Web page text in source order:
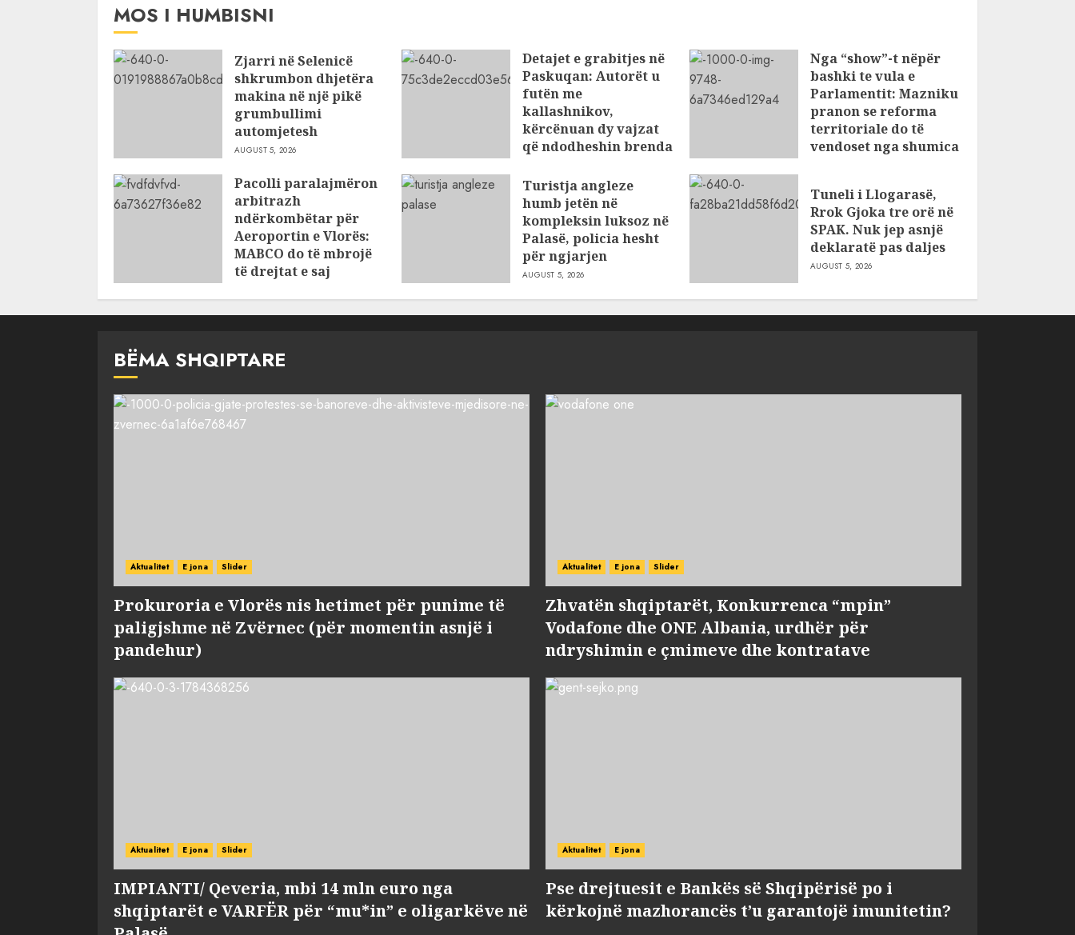
MOS I HUMBISNI
Zjarri në Selenicë
shkrumbon dhjetëra
makina në një pikë
grumbullimi
automjetesh
AUGUST 5, 2026
Detajet e grabitjes në
Paskuqan: Autorët u
futën me
kallashnikov,
kërcënuan dy vajzat
që ndodheshin brenda
AUGUST 5, 2026
Nga “show”-t nëpër
bashki te vula e
Parlamentit: Mazniku
pranon se reforma
territoriale do të
vendoset nga shumica
Pacolli paralajmëron
arbitrazh
ndërkombëtar për
Aeroportin e Vlorës:
MABCO do të mbrojë
të drejtat e saj
Turistja angleze
humb jetën në
kompleksin luksoz në
Palasë, policia hesht
për ngjarjen
AUGUST 5, 2026
Tuneli i Llogarasë,
Rrok Gjoka tre orë në
SPAK. Nuk jep asnjë
deklaratë pas daljes
AUGUST 5, 2026
BËMA SHQIPTARE
Aktualitet E jona Slider
Prokuroria e Vlorës nis hetimet për punime të
paligjshme në Zvërnec (për momentin asnjë i
pandehur)
Aktualitet E jona Slider
Zhvatën shqiptarët, Konkurrenca “mpin”
Vodafone dhe ONE Albania, urdhër për
ndryshimin e çmimeve dhe kontratave
Aktualitet E jona Slider
IMPIANTI/ Qeveria, mbi 14 mln euro nga
shqiptarët e VARFËR për “mu*in” e oligarkëve në
Aktualitet E jona
Pse drejtuesit e Bankës së Shqipërisë po i
kërkojnë mazhorancës t’u garantojë imunitetin?